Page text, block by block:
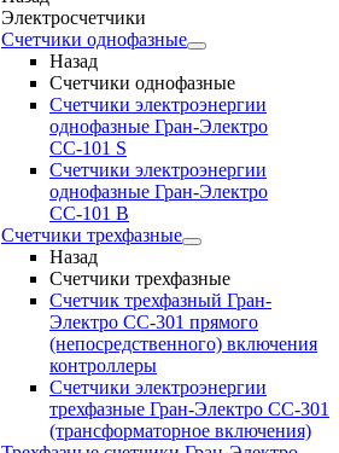
Электросчетчики
Счетчики однофазные
Назад
Счетчики однофазные
Счетчики электроэнергии
однофазные Гран-Электро
СС-101 S
Счетчики электроэнергии
однофазные Гран-Электро
СС-101 B
Счетчики трехфазные
Назад
Счетчики трехфазные
Счетчик трехфазный Гран-
Электро CC-301 прямого
(непосредственного) включения
контроллеры
Счетчики электроэнергии
трехфазные Гран-Электро CC-301
(трансформаторное включения)